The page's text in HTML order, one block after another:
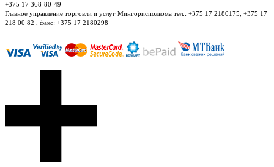
+375 17 368-80-49
Главное управление торговли и услуг Мингорисполкома тел.: +375 17 2180175, +375 17
218 00 82 , факс: +375 17 2180298